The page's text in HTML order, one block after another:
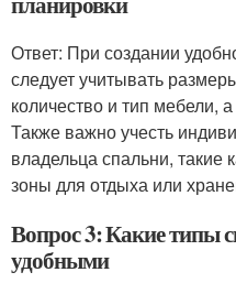
Ответ: При создании
следует учитывать
количество и тип мебели,
Также важно учесть
владельца спальни, такие
зоны для отдыха или
Вопрос 3: Какие типы
удобными